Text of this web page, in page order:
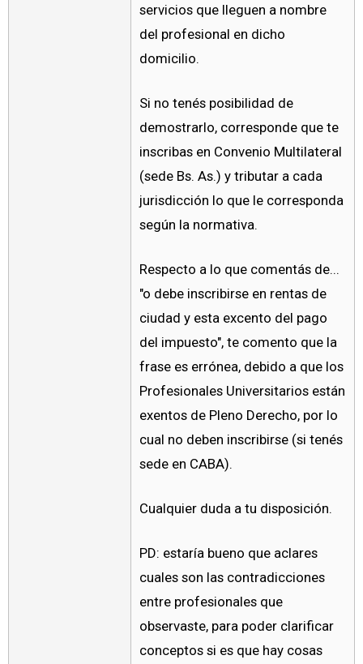
servicios que lleguen a nombre
del profesional en dicho
domicilio.
Si no tenés posibilidad de
demostrarlo, corresponde que te
inscribas en Convenio Multilateral
(sede Bs. As.) y tributar a cada
jurisdicción lo que le corresponda
según la normativa.
Respecto a lo que comentás de...
"o debe inscribirse en rentas de
ciudad y esta excento del pago
del impuesto", te comento que la
frase es errónea, debido a que los
Profesionales Universitarios están
exentos de Pleno Derecho, por lo
cual no deben inscribirse (si tenés
sede en CABA).
Cualquier duda a tu disposición.
PD: estaría bueno que aclares
cuales son las contradicciones
entre profesionales que
observaste, para poder clarificar
conceptos si es que hay cosas